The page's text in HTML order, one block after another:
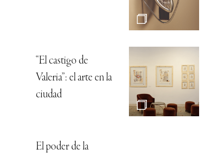
“El castigo de
Valeria”: el arte en la
ciudad
El poder de la